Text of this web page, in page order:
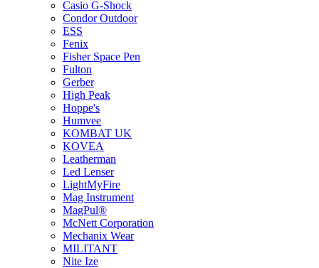
Casio G-Shock
Condor Outdoor
ESS
Fenix
Fisher Space Pen
Fulton
Gerber
High Peak
Hoppe's
Humvee
KOMBAT UK
KOVEA
Leatherman
Led Lenser
LightMyFire
Mag Instrument
MagPul®
McNett Corporation
Mechanix Wear
MILITANT
Nite Ize